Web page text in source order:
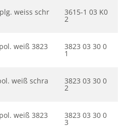
weiss schr 3615-1 03 K0
2
weiß 3823 3823 03 30 0
1
weiß schra 3823 03 30 0
2
weiß 3823 3823 03 30 0
3